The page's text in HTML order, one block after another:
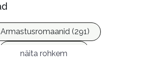
Armastusromaanid (291)
Ilukirjandus (4256)
näita rohkem